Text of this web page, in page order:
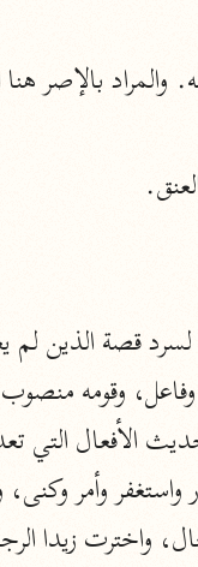
واخترت زيدا